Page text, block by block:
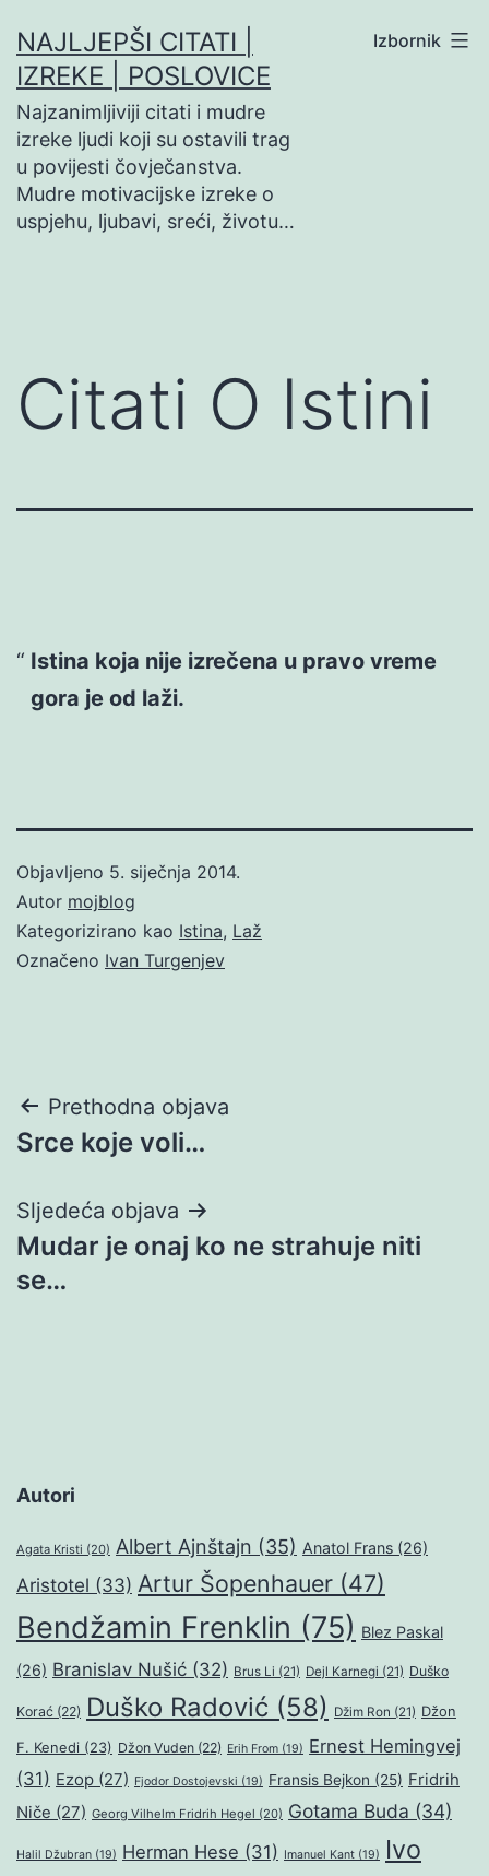
na
sadržaj
NAJLJEPŠI CITATI |
IZREKE | POSLOVICE
Najzanimljiviji citati i mudre
izreke ljudi koji su ostavili trag
u povijesti čovječanstva.
Mudre motivacijske izreke o
uspjehu, ljubavi, sreći, životu…
Izbornik
Citati O Istini
Istina koja nije izrečena u pravo vreme
gora je od laži.
Objavljeno 5. siječnja 2014.
Autor mojblog
Kategorizirano kao Istina, Laž
Označeno Ivan Turgenjev
Navigacija
objava
Prethodna objava
Srce koje voli…
Sljedeća objava
Mudar je onaj ko ne strahuje niti
se…
Autori
Agata Kristi (20) Albert Ajnštajn (35) Anatol Frans (26)
Aristotel (33) Artur Šopenhauer (47)
Bendžamin Frenklin (75) Blez Paskal
(26) Branislav Nušić (32) Brus Li (21) Dejl Karnegi (21) Duško
Korać (22) Duško Radović (58) Džim Ron (21) Džon
F. Kenedi (23) Džon Vuden (22) Erih From (19) Ernest Hemingvej
(31) Ezop (27) Fjodor Dostojevski (19) Fransis Bejkon (25) Fridrih
Niče (27) Georg Vilhelm Fridrih Hegel (20) Gotama Buda (34)
Halil Džubran (19) Herman Hese (31) Imanuel Kant (19)
Ivo